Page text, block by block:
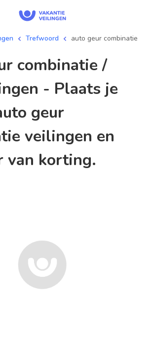
Trefwoord auto geur combinatie
- Plaats je
geur
veilingen en
van korting.